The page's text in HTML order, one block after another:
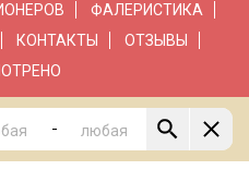
ФАЛЕРИСТИКА
КОНТАКТЫ
ОТЗЫВЫ
-